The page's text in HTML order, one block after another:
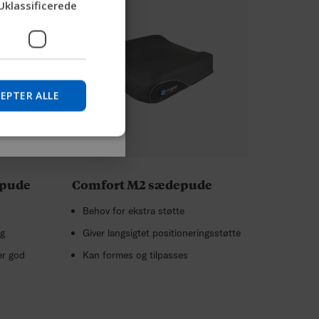
god
Comfort M2 sædepude
Behov for ekstra støtte
Giver langsigtet positioneringsstøtte
Kan formes og tilpasses
og finde
DANISH
CHINESE (SIMPLIFIED)
ITALIAN
ALLE